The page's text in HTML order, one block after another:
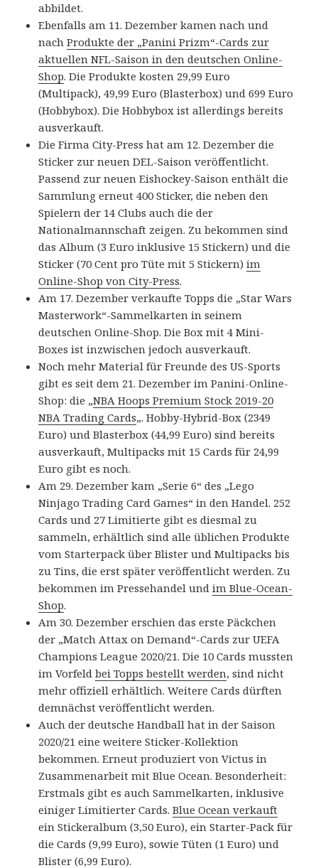
abbildet.
Ebenfalls am 11. Dezember kamen nach und
nachProdukte der „Panini Prizm“-Cards zur
aktuellen NFL-Saison in den deutschen Online-
Shop. Die Produkte kosten 29,99 Euro
(Multipack), 49,99 Euro (Blasterbox) und 699 Euro
(Hobbybox). Die Hobbybox ist allerdings bereits
ausverkauft.
Die Firma City-Press hat am 12. Dezember die
Sticker zur neuen DEL-Saison veröffentlicht.
Passend zur neuen Eishockey-Saison enthält die
Sammlung erneut 400 Sticker, die neben den
Spielern der 14 Clubs auch die der
Nationalmannschaft zeigen. Zu bekommen sind
das Album (3 Euro inklusive 15 Stickern) und die
Sticker (70 Cent pro Tüte mit 5 Stickern)im
Online-Shop von City-Press.
Am 17. Dezember verkaufte Topps die „Star Wars
Masterwork“-Sammelkarten in seinem
deutschen Online-Shop. Die Box mit 4 Mini-
Boxes ist inzwischen jedoch ausverkauft.
Noch mehr Material für Freunde des US-Sports
gibt es seit dem 21. Dezember im Panini-Online-
Shop: die „NBA Hoops Premium Stock 2019-20
NBA Trading Cards„. Hobby-Hybrid-Box (2349
Euro) und Blasterbox (44,99 Euro) sind bereits
ausverkauft, Multipacks mit 15 Cards für 24,99
Euro gibt es noch.
Am 29. Dezember kam „Serie 6“ des „Lego
Ninjago Trading Card Games“ in den Handel. 252
Cards und 27 Limitierte gibt es diesmal zu
sammeln, erhältlich sind alle üblichen Produkte
vom Starterpack über Blister und Multipacks bis
zu Tins, die erst später veröffentlicht werden. Zu
bekommen im Pressehandel undim Blue-Ocean-
Shop.
Am 30. Dezember erschien das erste Päckchen
der „Match Attax on Demand“-Cards zur UEFA
Champions League 2020/21. Die 10 Cards mussten
im Vorfeldbei Topps bestellt werden, sind nicht
mehr offiziell erhältlich. Weitere Cards dürften
demnächst veröffentlicht werden.
Auch der deutsche Handball hat in der Saison
2020/21 eine weitere Sticker-Kollektion
bekommen. Erneut produziert von Victus in
Zusammenarbeit mit Blue Ocean. Besonderheit:
Erstmals gibt es auch Sammelkarten, inklusive
einiger Limitierter Cards.Blue Ocean verkauft
ein Stickeralbum (3,50 Euro), ein Starter-Pack für
die Cards (9,99 Euro), sowie Tüten (1 Euro) und
Blister (6,99 Euro).